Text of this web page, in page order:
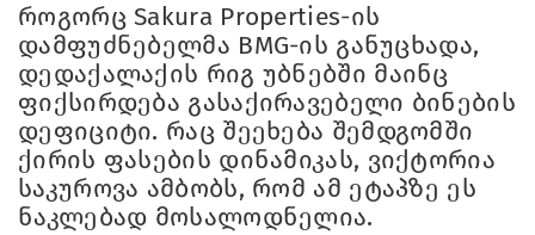
როგორც Sakura Properties-ის
დამფუძნებელმა BMG-ის განუცხადა,
დედაქალაქის რიგ უბნებში მაინც
ფიქსირდება გასაქირავებელი ბინების
დეფიციტი. რაც შეეხება შემდგომში
ქირის ფასების დინამიკას, ვიქტორია
საკუროვა ამბობს, რომ ამ ეტაპზე ეს
ნაკლებად მოსალოდნელია.